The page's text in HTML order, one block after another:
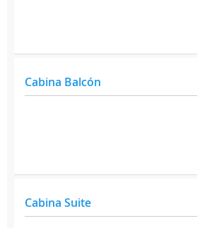
Cabina Balcón
Cabina Suite